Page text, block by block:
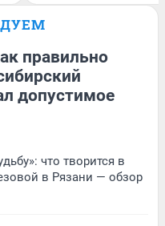
правильно
допустимое
что творится в
в Рязани — обзор